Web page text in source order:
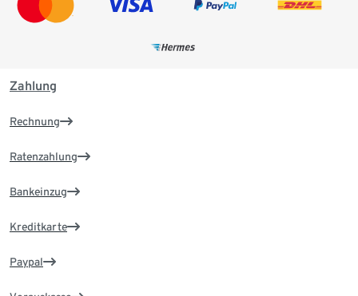
Zahlung
Rechnung
Ratenzahlung
Bankeinzug
Kreditkarte
Paypal